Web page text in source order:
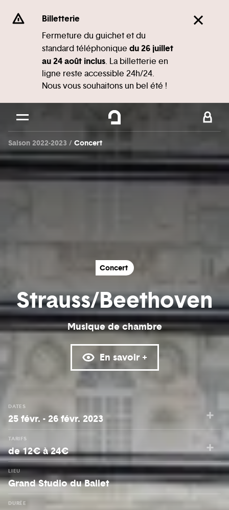
Se rendre au
Contenu principal
Pied de page
Billetterie
Fermeture du guichet et du
standard téléphonique du 26 juillet
au 24 août inclus. La billetterie en
ligne reste accessible 24h/24.
Nous vous souhaitons un bel été !
Saison 2022-2023 Concert
Concert
Strauss/Beethoven
Musique de chambre
En savoir +
DATES
25 févr. - 26 févr. 2023
TARIFS
de 12€ à 24€
LIEU
Grand Studio du Ballet
DURÉE